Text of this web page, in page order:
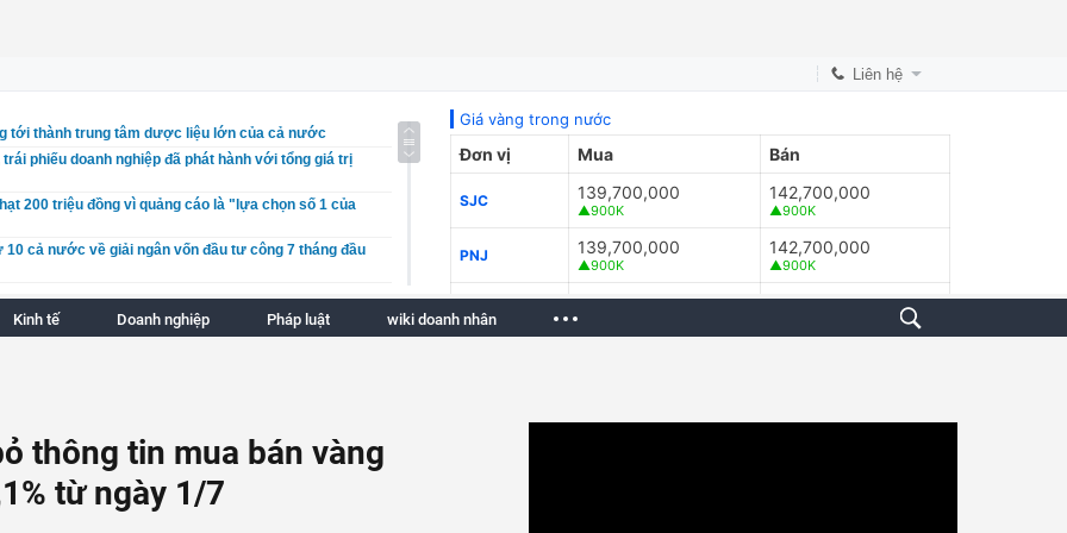
Liên hệ
tới thành trung tâm dược liệu lớn của cả nước
trái phiếu doanh nghiệp đã phát hành với tổng giá trị
200 triệu đồng vì quảng cáo là "lựa chọn số 1 của
cả nước về giải ngân vốn đầu tư công 7 tháng đầu
5 nhiệm vụ trọng tâm để hiện thực hóa Quy hoạch
trở thành thị trường hàng không lớn thứ 2 Đông Nam Á
thiện đề xuất chính sách phát triển Trung tâm lọc hóa
gia tại Khu kinh tế Dung Quất
Thọ hợp lực làm đường hầm xuyên núi Tam Đảo khoảng
Kinh tế Doanh nghiệp Pháp luật wiki doanh nhân
thông tin mua bán vàng
từ ngày 1/7